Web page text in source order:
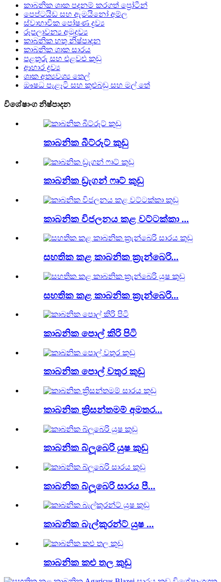
කාබනික ශාක පදනම් කරගත් ප්‍රෝටීන්
පෙප්ටයිඩ සහ ඇමයිනෝ අම්ල
ස්වාභාවික පෝෂණ ද්‍රව්‍ය
රූපලාවන්‍ය අමුද්‍රව්‍ය
කාබනික හතු නිෂ්පාදන
කාබනික ශාක සාරය
පළතුරු සහ එළවළු කුඩු
ආහාර ද්‍රව්‍ය
ශාක අත්‍යවශ්‍ය තෙල්
ඖෂධ පැළෑටි සහ කුළුබඩු සහ මල් තේ
විශේෂාංග නිෂ්පාදන
කාබනික බීට්රූට් කුඩු
කාබනික ඩ්‍රැගන් ෆෘට් කුඩු
කාබනික විජලනය කළ වට්ටක්කා ...
සහතික කළ කාබනික ක්‍රැන්බෙරි...
සහතික කළ කාබනික ක්‍රැන්බෙරි...
කාබනික පොල් කිරි පිටි
කාබනික පොල් වතුර කුඩු
කාබනික ක්‍රිසන්තමම් අමතර...
කාබනික බ්ලූබෙරි යුෂ කුඩු
කාබනික බ්ලූබෙරි සාරය පී...
කාබනික බැල්කුරන්ට් යුෂ ...
කාබනික කළු තල කුඩු